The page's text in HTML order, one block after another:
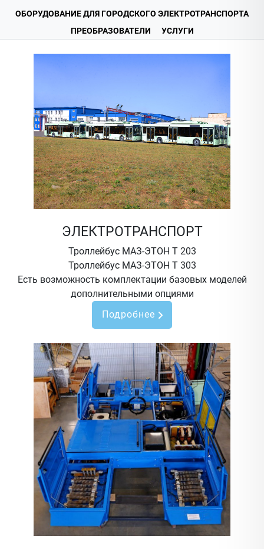
ОБОРУДОВАНИЕ ДЛЯ ГОРОДСКОГО ЭЛЕКТРОТРАНСПОРТА
ПРЕОБРАЗОВАТЕЛИ
УСЛУГИ
ЭЛЕКТРОТРАНСПОРТ
Троллейбус МАЗ-ЭТОН Т 203
Троллейбус МАЗ-ЭТОН Т 303
Есть возможность комплектации базовых моделей
дополнительными опциями
Подробнее